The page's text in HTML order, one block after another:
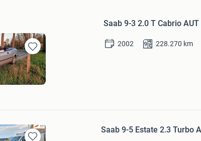
Bewaren
in
Mijn
Favorieten
Saab 9-3 2.0 T Cabrio
2002 228.270 km
Saab 9-5 Estate 2.3 Turbo